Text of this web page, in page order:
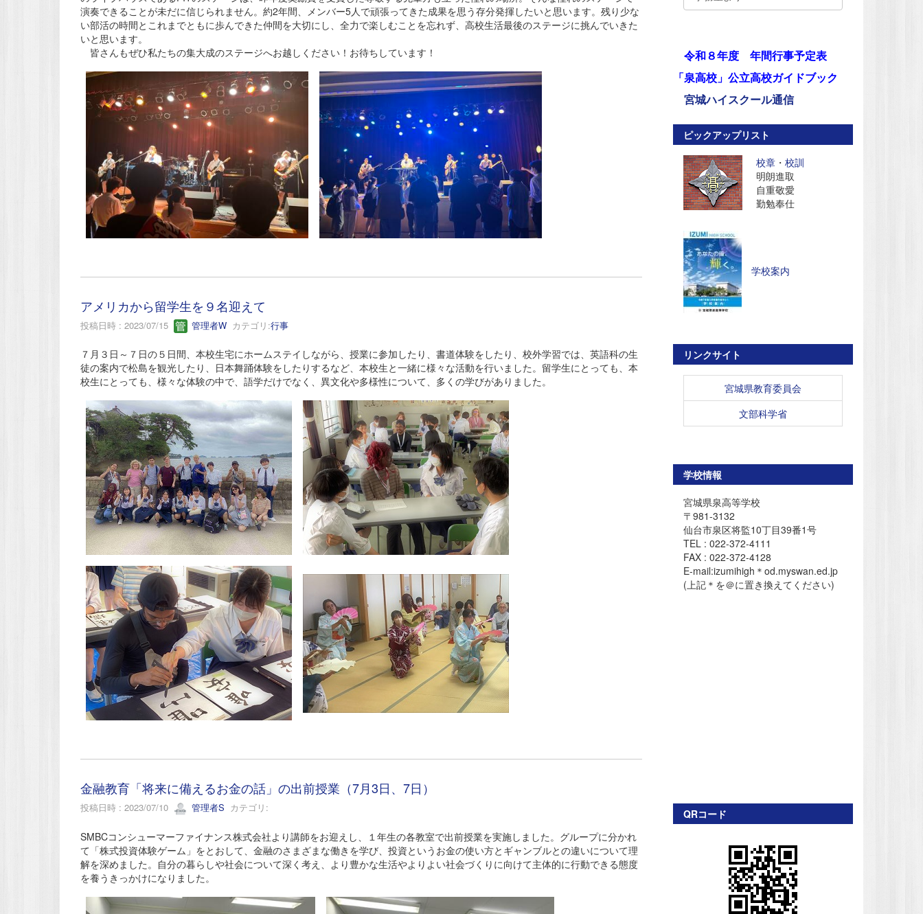
演奏できることが未だに信じられません。約2年間、メンバー5人で頑張ってきた成果を思う存分発揮したいと思います。残り少な
い部活の時間とこれまでともに歩んできた仲間を大切にし、全力で楽しむことを忘れず、高校生活最後のステージに挑んでいきた
いと思います。
皆さんもぜひ私たちの集大成のステージへお越しください！お待ちしています！
アメリカから留学生を９名迎えて
投稿日時 : 2023/07/15 管理者W カテゴリ:行事
７月３日～７日の５日間、本校生宅にホームステイしながら、授業に参加したり、書道体験をしたり、校外学習では、英語科の生
徒の案内で松島を観光したり、日本舞踊体験をしたりするなど、本校生と一緒に様々な活動を行いました。留学生にとっても、本
校生にとっても、様々な体験の中で、語学だけでなく、異文化や多様性について、多くの学びがありました。
金融教育「将来に備えるお金の話」の出前授業（7月3日、7日）
投稿日時 : 2023/07/10 管理者S カテゴリ:
SMBCコンシューマーファイナンス株式会社より講師をお迎えし、１年生の各教室で出前授業を実施しました。グループに分かれ
て「株式投資体験ゲーム」をとおして、金融のさまざまな働きを学び、投資というお金の使い方とギャンブルとの違いについて理
解を深めました。自分の暮らしや社会について深く考え、より豊かな生活やよりよい社会づくりに向けて主体的に行動できる態度
を養うきっかけになりました。
令和８年度 年間行事予定表
「泉高校」公立高校ガイドブック
宮城ハイスクール通信
ピックアップリスト
校章・ 校訓
明朗進取
自重敬愛
勤勉奉仕
学校案内
リンクサイト
宮城県教育委員会
文部科学省
学校情報
宮城県泉高等学校
〒981-3132
仙台市泉区将監10丁目39番1号
TEL : 022-372-4111
FAX : 022-372-4128
E-mail:izumihigh＊od.myswan.ed.jp
(上記＊を＠に置き換えてください)
QRコード